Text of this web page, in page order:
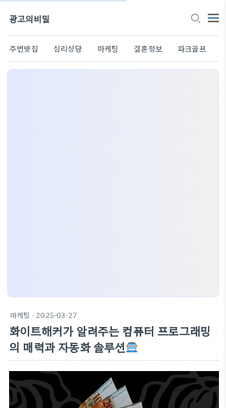
광고의비밀
주변맛집 심리상담 마케팅 결혼정보 파크골프
마케팅 · 2025-03-27
화이트해커가 알려주는 컴퓨터 프로그래밍
의 매력과 자동화 솔루션